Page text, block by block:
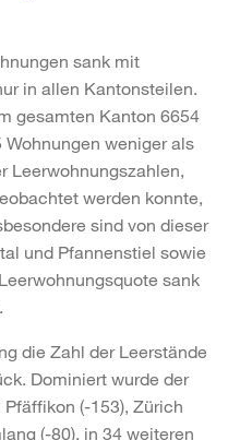
sank mit
in allen Kantonsteilen.
gesamten Kanton 6654
weniger als
Leerwohnungszahlen,
werden konnte,
sind von dieser
und Pfannenstiel sowie
sank
die Zahl der Leerstände
Dominiert wurde der
(-153), Zürich
(-80), in 34 weiteren